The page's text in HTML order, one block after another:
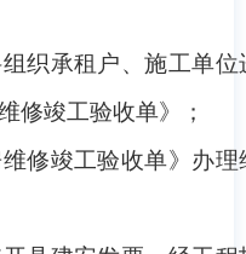
织承租户、施工单
修竣工验收单》；
修竣工验收单》办